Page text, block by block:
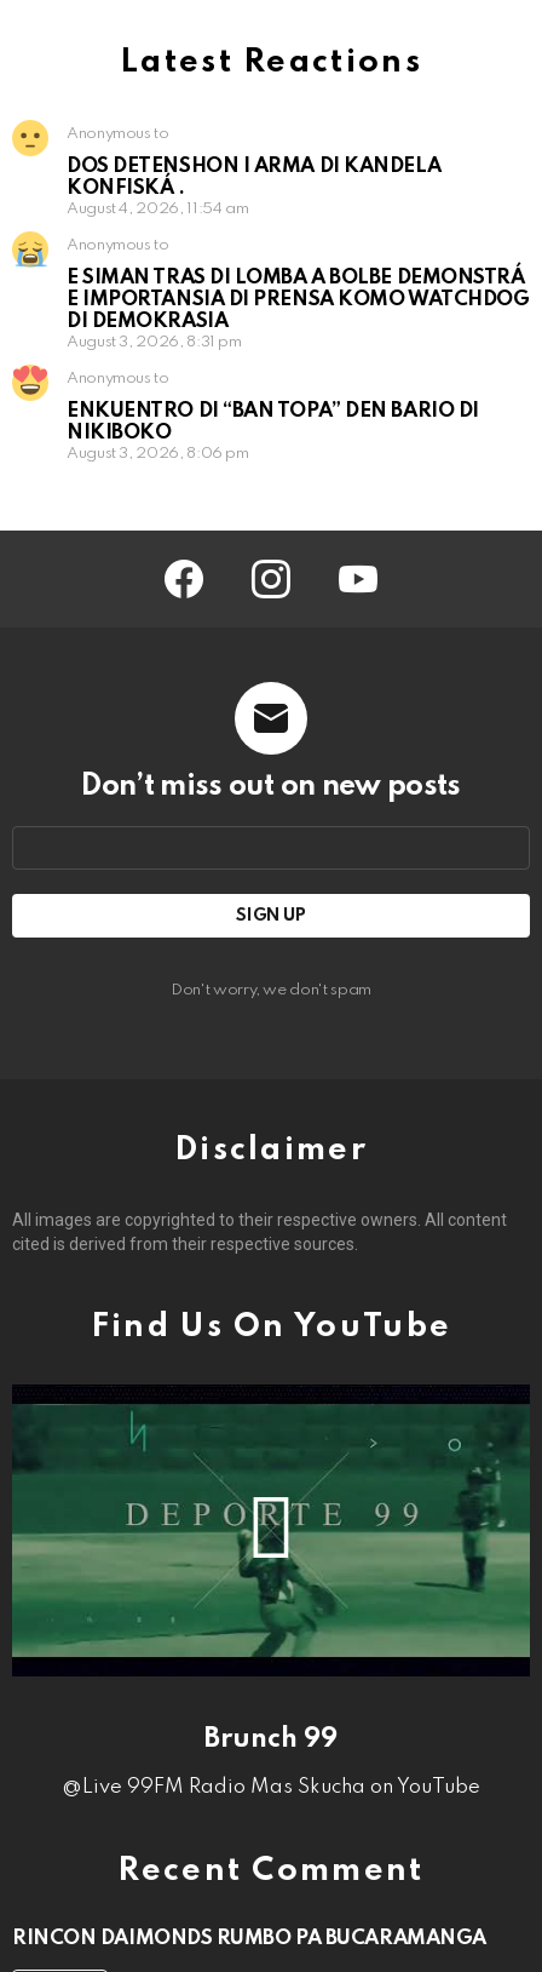
Latest Reactions
Anonymous to
DOS DETENSHON I ARMA DI KANDELA
KONFISKÁ .
August 4, 2026, 11:54 am
Anonymous to
E SIMAN TRAS DI LOMBA A BOLBE DEMONSTRÁ
E IMPORTANSIA DI PRENSA KOMO WATCHDOG
DI DEMOKRASIA
August 3, 2026, 8:31 pm
Anonymous to
ENKUENTRO DI “BAN TOPA” DEN BARIO DI
NIKIBOKO
August 3, 2026, 8:06 pm
facebook instagram youtube
Don’t miss out on new posts
Don't worry, we don't spam
Disclaimer
All images are copyrighted to their respective owners. All content
cited is derived from their respective sources.
Find Us On YouTube
Brunch 99
@Live 99FM Radio Mas Skucha on YouTube
Recent Comment
RINCON DAIMONDS RUMBO PA BUCARAMANGA